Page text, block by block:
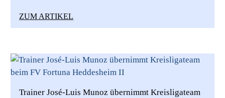
ZUM ARTIKEL
Trainer José-Luis Munoz übernimmt Kreisligateam